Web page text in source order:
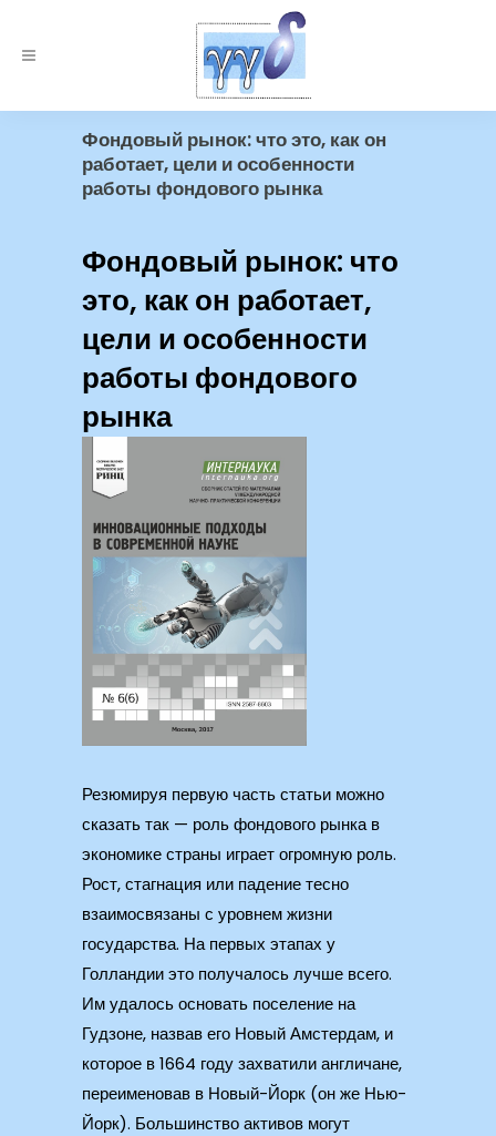
Фондовый рынок: что это, как он
работает, цели и особенности
работы фондового рынка
Фондовый рынок: что
это, как он работает,
цели и особенности
работы фондового
рынка
Резюмируя первую часть статьи можно
сказать так — роль фондового рынка в
экономике страны играет огромную роль.
Рост, стагнация или падение тесно
взаимосвязаны с уровнем жизни
государства. На первых этапах у
Голландии это получалось лучше всего.
Им удалось основать поселение на
Гудзоне, назвав его Новый Амстердам, и
которое в 1664 году захватили англичане,
переименовав в Новый-Йорк (он же Нью-
Йорк). Большинство активов могут